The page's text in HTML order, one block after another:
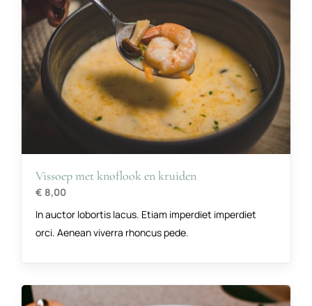
Vissoep met knoflook en kruiden
€ 8,00
In auctor lobortis lacus. Etiam imperdiet imperdiet
orci. Aenean viverra rhoncus pede.